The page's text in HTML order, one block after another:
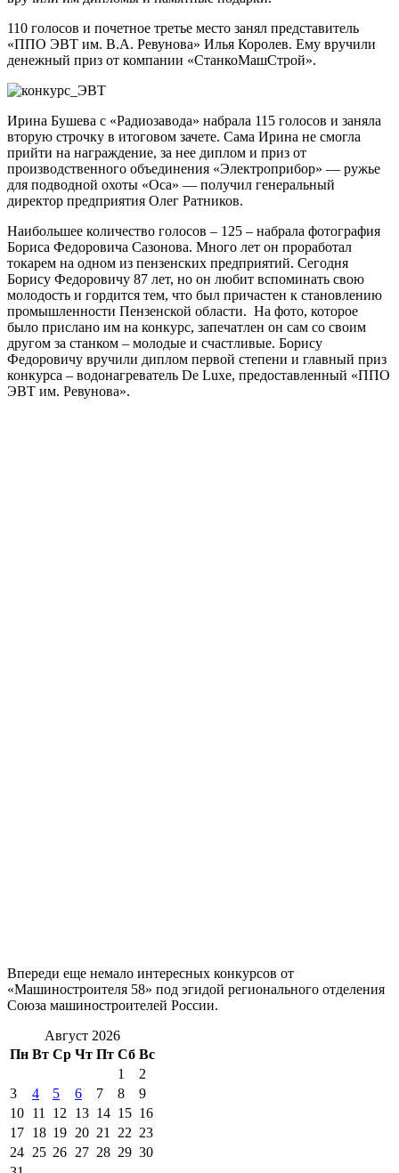
110 голосов и почетное третье место занял представитель
«ППО ЭВТ им. В.А. Ревунова» Илья Королев. Ему вручили
денежный приз от компании «СтанкоМашСтрой».
Ирина Бушева с «Радиозавода» набрала 115 голосов и заняла
вторую строчку в итоговом зачете. Сама Ирина не смогла
прийти на награждение, за нее диплом и приз от
производственного объединения «Электроприбор» — ружье
для подводной охоты «Оса» — получил генеральный
директор предприятия Олег Ратников.
Наибольшее количество голосов – 125 – набрала фотография
Бориса Федоровича Сазонова. Много лет он проработал
токарем на одном из пензенских предприятий. Сегодня
Борису Федоровичу 87 лет, но он любит вспоминать свою
молодость и гордится тем, что был причастен к становлению
промышленности Пензенской области. На фото, которое
было прислано им на конкурс, запечатлен он сам со своим
другом за станком – молодые и счастливые. Борису
Федоровичу вручили диплом первой степени и главный приз
конкурса – водонагреватель De Luxe, предоставленный «ППО
ЭВТ им. Ревунова».
Впереди еще немало интересных конкурсов от
«Машиностроителя 58» под эгидой регионального отделения
Союза машиностроителей России.
Август 2026
Пн Вт Ср Чт Пт Сб Вс
1
2
3
4 5 6 7 8
9
10 11 12 13 14 15 16
17 18 19 20 21 22 23
24 25 26 27 28 29 30